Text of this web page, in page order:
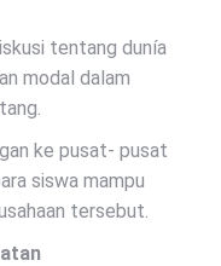
tentang dunía
modal dalam
ke pusat- pusat
siswa mampu
tersebut.